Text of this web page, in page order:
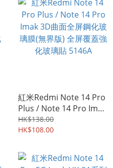
紅米Redmi Note 14 Pro
Plus / Note 14 Pro Imak
3D曲面全屏鋼化玻璃膜
(無界版) 全屏覆蓋強化玻
HK$138.00
HK$108.00